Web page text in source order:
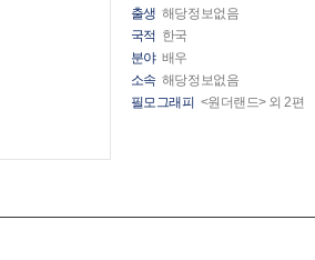
출생 해당정보없음
국적 한국
분야 배우
소속 해당정보없음
필모그래피 <원더랜드> 외 2편